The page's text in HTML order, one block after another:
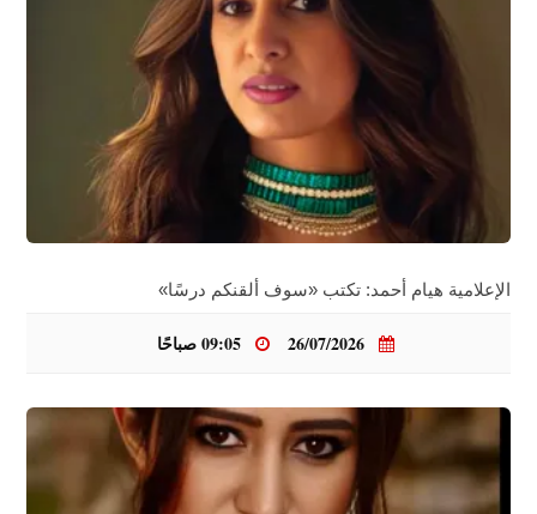
الإعلامية هيام أحمد: تكتب «سوف ألقنكم درسًا»